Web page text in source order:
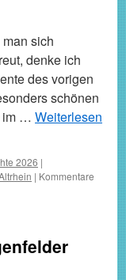
sich
denke ich
des vorigen
schönen
im … Weiterlesen
2026 |
| Kommentare